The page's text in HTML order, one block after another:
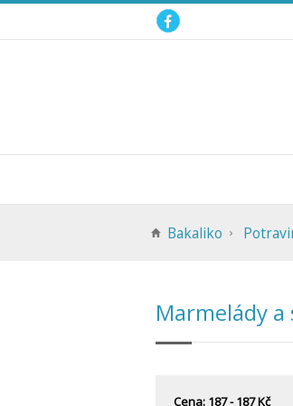
Bakaliko
Marmelády a
Cena: 187 - 187 Kč